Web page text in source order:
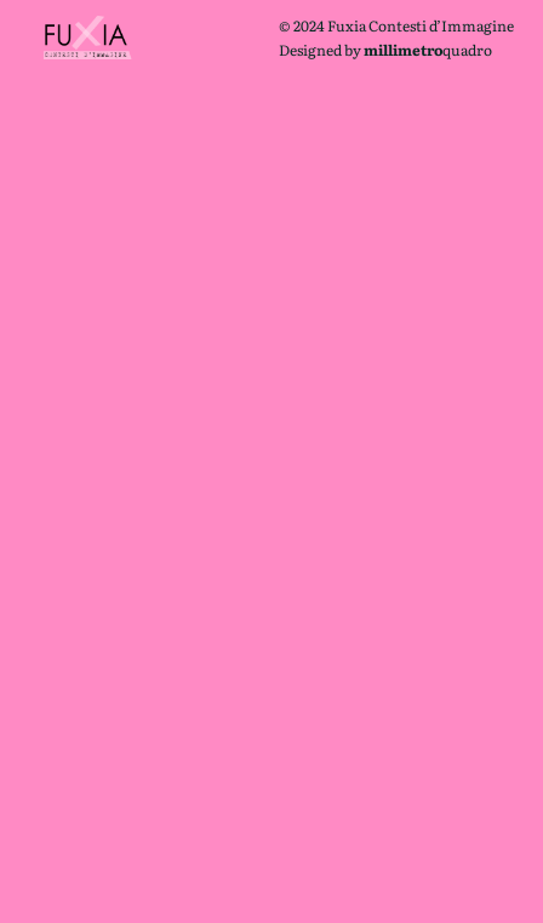
© 2024 Fuxia Contesti d’Immagine
Designed bymillimetroquadro